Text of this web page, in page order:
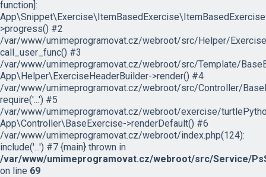
function]:
>progress() #2
/var/www/umimeprogramovat.cz/webroot/src/Helper/
call_user_func() #3
/var/www/umimeprogramovat.cz/webroot/src/Template/
App\Helper\ExerciseHeaderBuilder->render() #4
/var/www/umimeprogramovat.cz/webroot/src/Controller/
require('...') #5
/var/www/umimeprogramovat.cz/webroot/exercise/
App\Controller\BaseExercise->renderDefault() #6
/var/www/umimeprogramovat.cz/webroot/index.php(124):
include('...') #7 {main} thrown in
/var/www/umimeprogramovat.cz/webroot/src/Service/
on line 69